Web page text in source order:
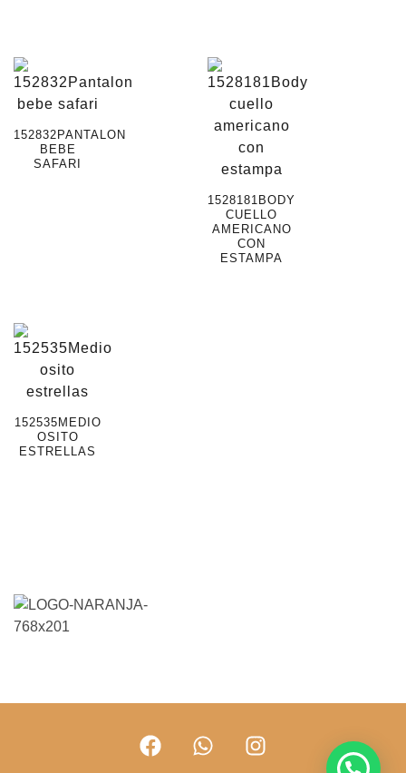
152832PANTALON
BEBE
SAFARI
1528181BODY
CUELLO
AMERICANO
CON
ESTAMPA
152535MEDIO
OSITO
ESTRELLAS